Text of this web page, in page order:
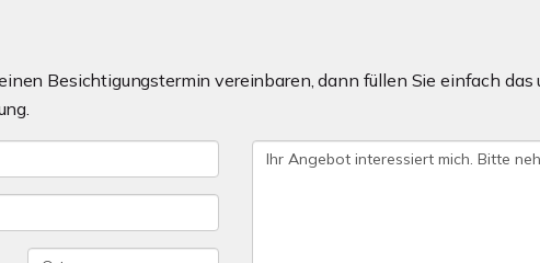
Besichtigungstermin vereinbaren, dann füllen Sie einfach